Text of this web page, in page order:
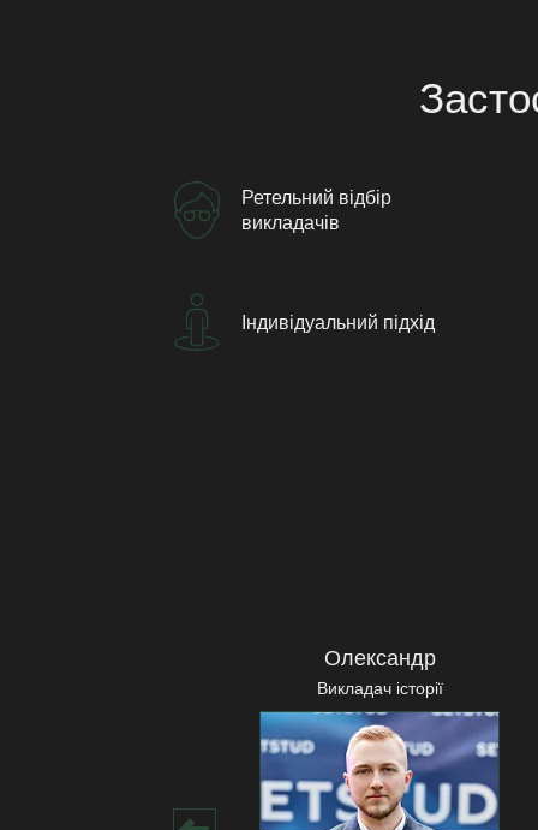
Ретельний відбір
викладачів
Індивідуальний підхід
Олександр
Викладач історії